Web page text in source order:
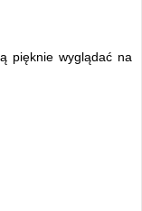
pięknie wyglądać na